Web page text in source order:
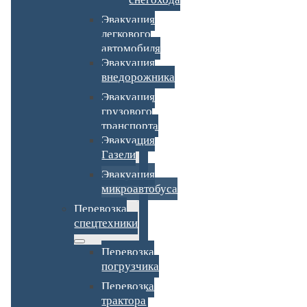
Эвакуация
легкового
автомобиля
Эвакуация
внедорожника
Эвакуация
грузового
транспорта
Эвакуация
Газели
Эвакуация
микроавтобуса
Перевозка
спецтехники
Перевозка
погрузчика
Перевозка
трактора